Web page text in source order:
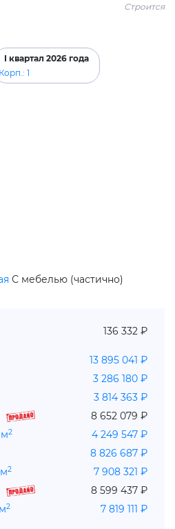
Строится
I квартал 2026 года
Корп.: 1
С мебелью (частично)
136 332 ₽
13 895 041 ₽
3 286 180 ₽
3 814 363 ₽
8 652 079 ₽
2
4 249 547 ₽
8 826 687 ₽
2
7 908 321 ₽
8 599 437 ₽
2 7 819 111 ₽